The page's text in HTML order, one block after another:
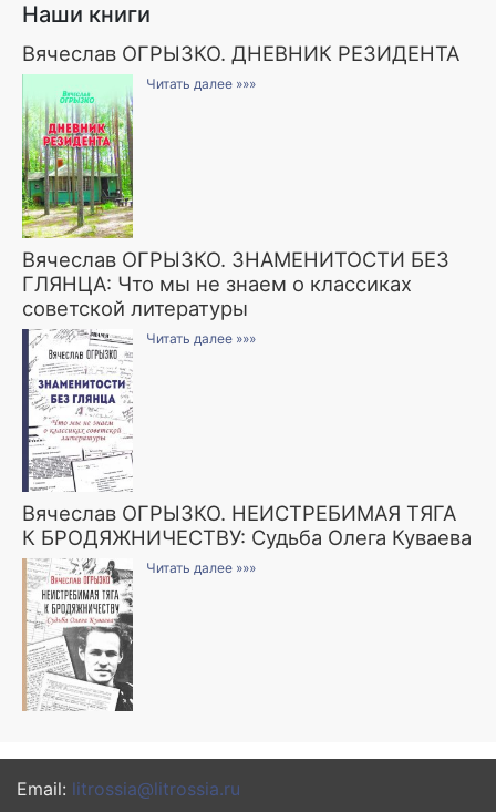
Наши книги
Вячеслав ОГРЫЗКО. ДНЕВНИК РЕЗИДЕНТА
Читать далее »»»
Вячеслав ОГРЫЗКО. ЗНАМЕНИТОСТИ БЕЗ
ГЛЯНЦА: Что мы не знаем о классиках
советской литературы
Читать далее »»»
Вячеслав ОГРЫЗКО. НЕИСТРЕБИМАЯ ТЯГА
К БРОДЯЖНИЧЕСТВУ: Судьба Олега Куваева
Читать далее »»»
Email: litrossia@litrossia.ru